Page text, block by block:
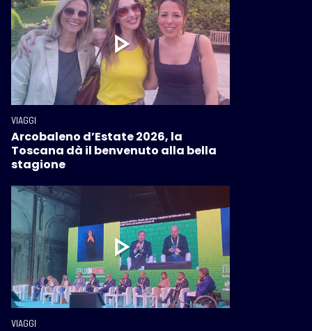
VIAGGI
Arcobaleno d’Estate 2026, la
Toscana dà il benvenuto alla bella
stagione
VIAGGI